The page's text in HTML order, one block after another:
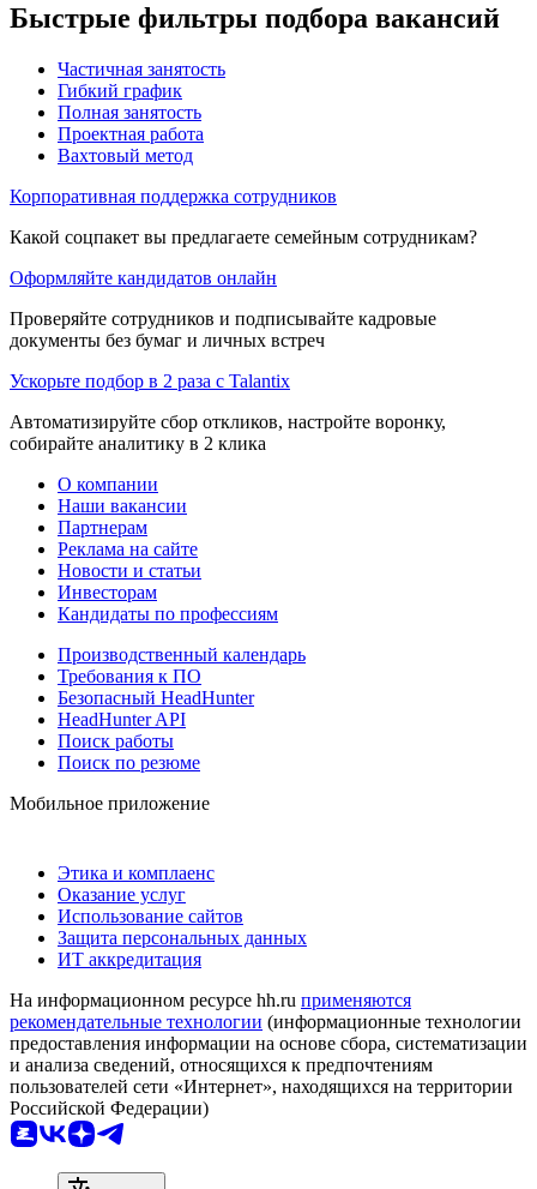
Быстрые фильтры подбора вакансий
Частичная занятость
Гибкий график
Полная занятость
Проектная работа
Вахтовый метод
Корпоративная поддержка сотрудников
Какой соцпакет вы предлагаете семейным сотрудникам?
Оформляйте кандидатов онлайн
Проверяйте сотрудников и подписывайте кадровые
документы без бумаг и личных встреч
Ускорьте подбор в 2 раза с Talantix
Автоматизируйте сбор откликов, настройте воронку,
собирайте аналитику в 2 клика
О компании
Наши вакансии
Партнерам
Реклама на сайте
Новости и статьи
Инвесторам
Кандидаты по профессиям
Производственный календарь
Требования к ПО
Безопасный HeadHunter
HeadHunter API
Поиск работы
Поиск по резюме
Мобильное приложение
Этика и комплаенс
Оказание услуг
Использование сайтов
Защита персональных данных
ИТ аккредитация
На информационном ресурсе hh.ru применяются
рекомендательные технологии (информационные технологии
предоставления информации на основе сбора, систематизации
и анализа сведений, относящихся к предпочтениям
пользователей сети «Интернет», находящихся на территории
Российской Федерации)